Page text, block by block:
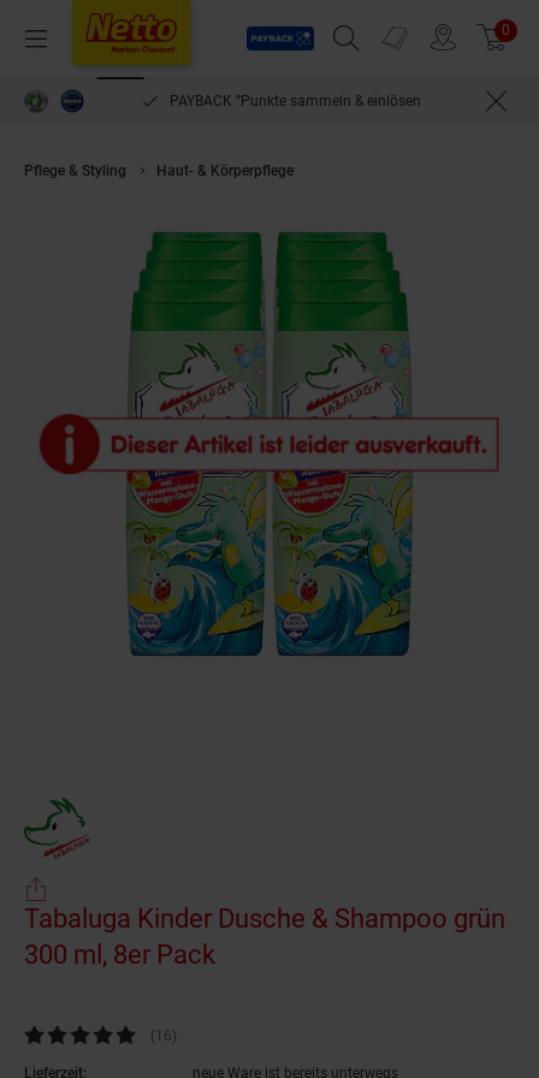
Menü
Payback
Suchfeld einblenden
Prospekte 0
PAYBACK °Punkte sammeln & einlösen
Pflege & Styling Haut- & Körperpflege
Tabaluga Kinder Dusche & Shampoo grün
300 ml, 8er Pack
Kundenbewertung: 4,94 von 5 Sternen
(16Kundenbewertungen
)
Lieferzeit: neue Ware ist bereits unterwegs